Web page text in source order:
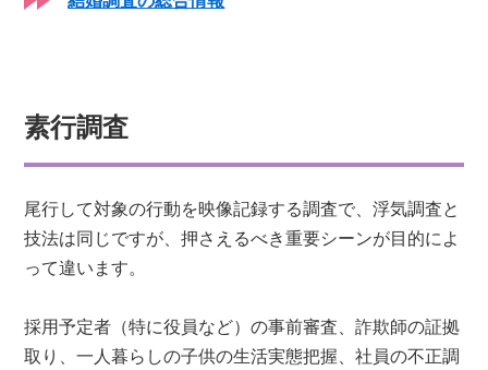
素行調査
尾行して対象の行動を映像記録する調査で、浮気調査と
技法は同じですが、押さえるべき重要シーンが目的によ
って違います。
採用予定者（特に役員など）の事前審査、詐欺師の証拠
取り、一人暮らしの子供の生活実態把握、社員の不正調